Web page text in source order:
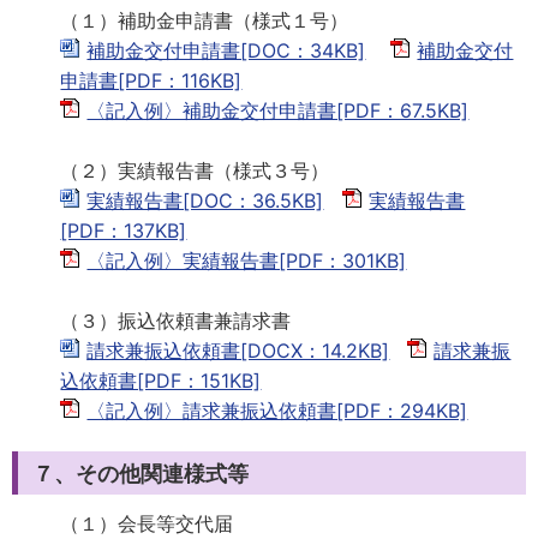
（１）補助金申請書（様式１号）
補助金交付申請書[DOC：34KB]
補助金交付
申請書[PDF：116KB]
〈記入例〉補助金交付申請書[PDF：67.5KB]
（２）実績報告書（様式３号）
実績報告書[DOC：36.5KB]
実績報告書
[PDF：137KB]
〈記入例〉実績報告書[PDF：301KB]
（３）振込依頼書兼請求書
請求兼振込依頼書[DOCX：14.2KB]
請求兼振
込依頼書[PDF：151KB]
〈記入例〉請求兼振込依頼書[PDF：294KB]
７、その他関連様式等
（１）会長等交代届